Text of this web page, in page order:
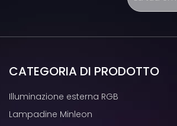
CATEGORIA DI PRODOTTO
Illuminazione esterna RGB
Lampadine Minleon